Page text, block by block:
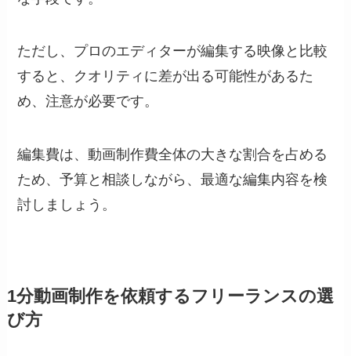
ただし、プロのエディターが編集する映像と比較
すると、クオリティに差が出る可能性があるた
め、注意が必要です。
編集費は、動画制作費全体の大きな割合を占める
ため、予算と相談しながら、最適な編集内容を検
討しましょう。
1分動画制作を依頼するフリーランスの選
び方